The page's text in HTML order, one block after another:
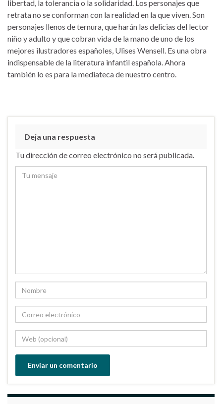
libertad, la tolerancia o la solidaridad. Los personajes que
retrata no se conforman con la realidad en la que viven. Son
personajes llenos de ternura, que harán las delicias del lector
niño y adulto y que cobran vida de la mano de uno de los
mejores ilustradores españoles, Ulises Wensell. Es una obra
indispensable de la literatura infantil española. Ahora
también lo es para la mediateca de nuestro centro.
Deja una respuesta
Tu dirección de correo electrónico no será publicada.